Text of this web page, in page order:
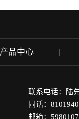
产品中心
联系电话：陆
固话：
邮箱：